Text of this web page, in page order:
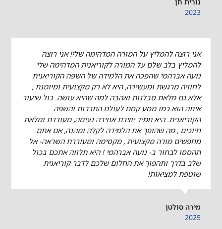
2023
אני רוצה להמליץ על המורה המדהימה שלי! אני רוצה
להמליץ בלב שלם על המורה לקוריאנית המדהימה שלי
נועה אברהמי שהפכה את הלמידה של השפה הקוריאנית
לחוויה מרגשת ומעשירה, היא לא רק מקצועית ומיומנת ,
אלא גם מלאת סבלנות ואהבה למה שהיא עושה. כול שיעור
איתה הוא כמו מסע קסם לעולם התרבות והשפה
הקוריאנית. היא תמיד יוצרת אווירה נעימה, מעודדת ומלאת
חיוכים , מה שהופך את הלמידה לקלה ומהנה, אם אתם
מחפשים מורה מקצועית , מקסימה ומעוררת השראה- אל
תהססו לבחור ב- נועה אברהמי ! היא תלווה אתכם בכול
שלב בדרך ותהפוך את החלום שלכם לדבר קוריאנית
שוטפת למציאות!
מירה סולטן
2025